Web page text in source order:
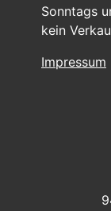
Sonntags
kein
Impressum